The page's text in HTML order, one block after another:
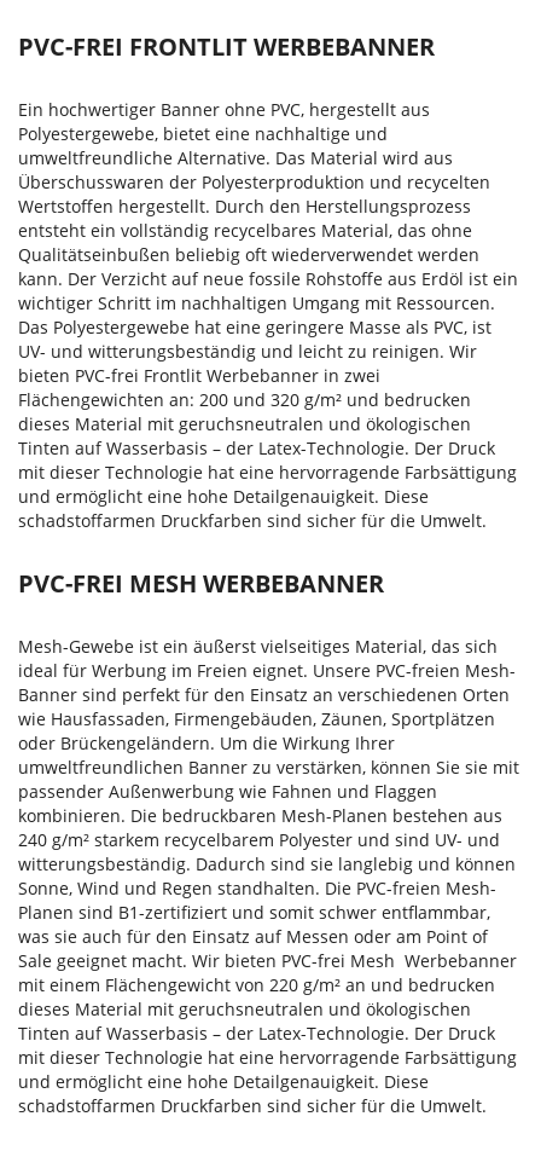
PVC-FREI FRONTLIT WERBEBANNER
Ein hochwertiger Banner ohne PVC, hergestellt aus
Polyestergewebe, bietet eine nachhaltige und
umweltfreundliche Alternative. Das Material wird aus
Überschusswaren der Polyesterproduktion und recycelten
Wertstoffen hergestellt. Durch den Herstellungsprozess
entsteht ein vollständig recycelbares Material, das ohne
Qualitätseinbußen beliebig oft wiederverwendet werden
kann. Der Verzicht auf neue fossile Rohstoffe aus Erdöl ist ein
wichtiger Schritt im nachhaltigen Umgang mit Ressourcen.
Das Polyestergewebe hat eine geringere Masse als PVC, ist
UV- und witterungsbeständig und leicht zu reinigen. Wir
bieten PVC-frei Frontlit Werbebanner in zwei
Flächengewichten an: 200 und 320 g/m² und bedrucken
dieses Material mit geruchsneutralen und ökologischen
Tinten auf Wasserbasis – der Latex-Technologie. Der Druck
mit dieser Technologie hat eine hervorragende Farbsättigung
und ermöglicht eine hohe Detailgenauigkeit. Diese
schadstoffarmen Druckfarben sind sicher für die Umwelt.
PVC-FREI MESH WERBEBANNER
Mesh-Gewebe ist ein äußerst vielseitiges Material, das sich
ideal für Werbung im Freien eignet. Unsere PVC-freien Mesh-
Banner sind perfekt für den Einsatz an verschiedenen Orten
wie Hausfassaden, Firmengebäuden, Zäunen, Sportplätzen
oder Brückengeländern. Um die Wirkung Ihrer
umweltfreundlichen Banner zu verstärken, können Sie sie mit
passender Außenwerbung wie Fahnen und Flaggen
kombinieren. Die bedruckbaren Mesh-Planen bestehen aus
240 g/m² starkem recycelbarem Polyester und sind UV- und
witterungsbeständig. Dadurch sind sie langlebig und können
Sonne, Wind und Regen standhalten. Die PVC-freien Mesh-
Planen sind B1-zertifiziert und somit schwer entflammbar,
was sie auch für den Einsatz auf Messen oder am Point of
Sale geeignet macht. Wir bieten PVC-frei Mesh Werbebanner
mit einem Flächengewicht von 220 g/m² an und bedrucken
dieses Material mit geruchsneutralen und ökologischen
Tinten auf Wasserbasis – der Latex-Technologie. Der Druck
mit dieser Technologie hat eine hervorragende Farbsättigung
und ermöglicht eine hohe Detailgenauigkeit. Diese
schadstoffarmen Druckfarben sind sicher für die Umwelt.